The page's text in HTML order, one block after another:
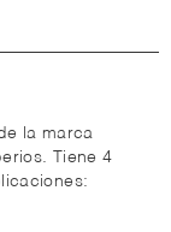
la marca
Tiene 4